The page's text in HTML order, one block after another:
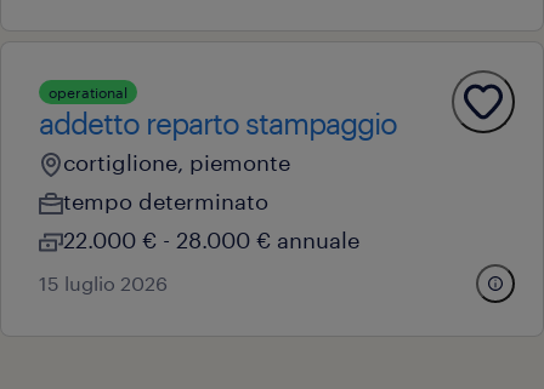
operational
addetto reparto stampaggio
cortiglione, piemonte
tempo determinato
22.000 € - 28.000 € annuale
15 luglio 2026